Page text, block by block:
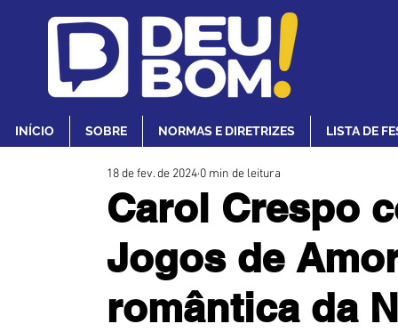
INÍCIO SOBRE NORMAS E DIRETRIZES LISTA DE
Carol Crespo
Jogos de
romântica da
18 de fev. de 2024 0 min de leitura